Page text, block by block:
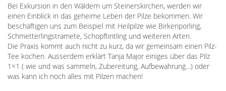
Bei Exkursion in den Wäldern um Steinerskirchen, werden wir
einen Einblick in das geheime Leben der Pilze bekommen. Wir
beschäftigen uns zum Beispiel mit Heilpilze wie Birkenporling,
Schmetterlingstramete, Schopftintling und weiteren Arten.
Die Praxis kommt auch nicht zu kurz, da wir gemeinsam einen Pilz-
Tee kochen. Ausserdem erklärt Tanja Major einiges über das Pilz
1×1 ( wie und was sammeln, Zubereitung, Aufbewahrung…) oder
was kann ich noch alles mit Pilzen machen!